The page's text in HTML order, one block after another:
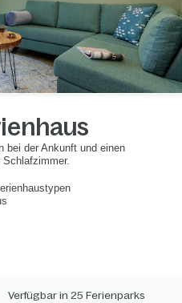
bei der Ankunft und einen
Verfügbar in 25 Ferienparks